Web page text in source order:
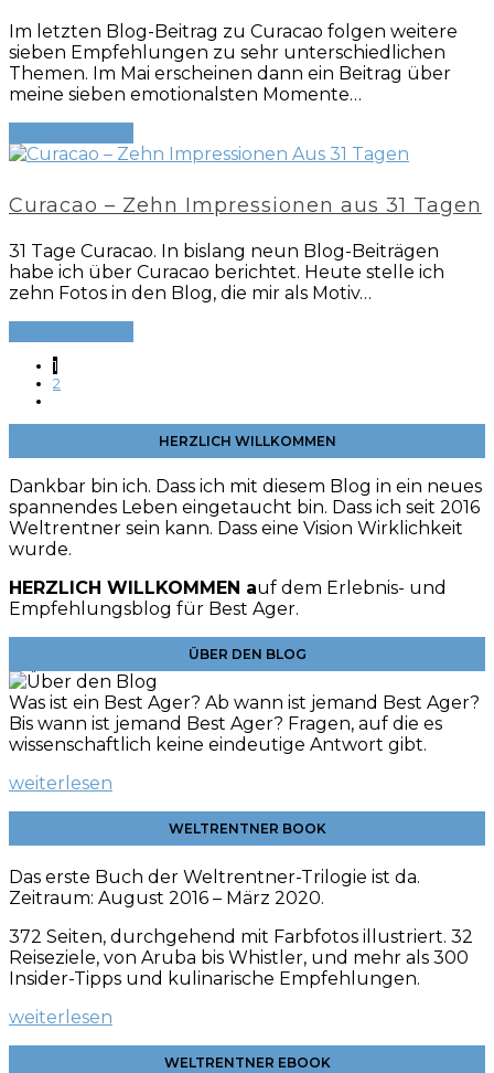
Im letzten Blog-Beitrag zu Curacao folgen weitere
sieben Empfehlungen zu sehr unterschiedlichen
Themen. Im Mai erscheinen dann ein Beitrag über
meine sieben emotionalsten Momente…
Curacao – Zehn Impressionen aus 31 Tagen
31 Tage Curacao. In bislang neun Blog-Beiträgen
habe ich über Curacao berichtet. Heute stelle ich
zehn Fotos in den Blog, die mir als Motiv…
1
2
HERZLICH WILLKOMMEN
Dankbar bin ich. Dass ich mit diesem Blog in ein neues
spannendes Leben eingetaucht bin. Dass ich seit 2016
Weltrentner sein kann. Dass eine Vision Wirklichkeit
wurde.
HERZLICH WILLKOMMEN auf dem Erlebnis- und
Empfehlungsblog für Best Ager.
ÜBER DEN BLOG
Was ist ein Best Ager? Ab wann ist jemand Best Ager?
Bis wann ist jemand Best Ager? Fragen, auf die es
wissenschaftlich keine eindeutige Antwort gibt.
weiterlesen
WELTRENTNER BOOK
Das erste Buch der Weltrentner-Trilogie ist da.
Zeitraum: August 2016 – März 2020.
372 Seiten, durchgehend mit Farbfotos illustriert. 32
Reiseziele, von Aruba bis Whistler, und mehr als 300
Insider-Tipps und kulinarische Empfehlungen.
weiterlesen
WELTRENTNER EBOOK